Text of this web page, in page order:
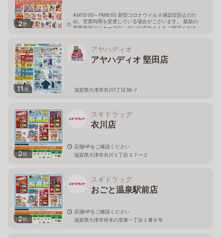
2枚
AM10:00～PM8:00 新型コロナウイルス感染症防止のた
め、営業時間を変更している場合がございます。 最新の
営業状況はリカーマウンテン公式サイトをご確認くださ
11枚
アヤハディオ
アヤハディオ 堅田店
滋賀県大津市衣川1丁目36-7
2枚
スギドラッグ
衣川店
店舗HPをご確認ください
滋賀県大津市衣川１丁目３７ー２
2枚
スギドラッグ
おごと温泉駅前店
店舗HPをご確認ください
滋賀県大津市仰木の里東一丁目１番８号